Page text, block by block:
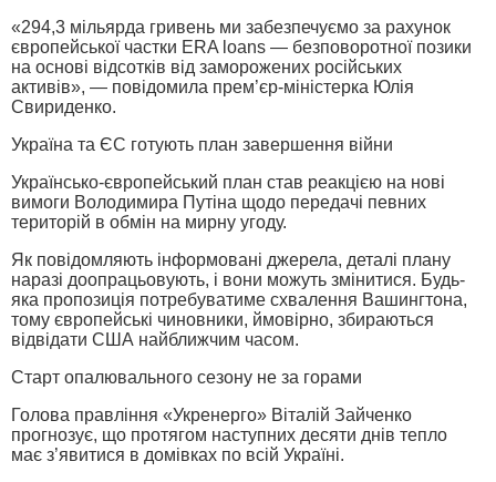
«294,3 мільярда гривень ми забезпечуємо за рахунок
європейської частки ERA loans — безповоротної позики
на основі відсотків від заморожених російських
активів», — повідомила прем’єр-міністерка Юлія
Свириденко.
Україна та ЄС готують план завершення війни
Українсько-європейський план став реакцією на нові
вимоги Володимира Путіна щодо передачі певних
територій в обмін на мирну угоду.
Як повідомляють інформовані джерела, деталі плану
наразі доопрацьовують, і вони можуть змінитися. Будь-
яка пропозиція потребуватиме схвалення Вашингтона,
тому європейські чиновники, ймовірно, збираються
відвідати США найближчим часом.
Старт опалювального сезону не за горами
Голова правління «Укренерго» Віталій Зайченко
прогнозує, що протягом наступних десяти днів тепло
має з’явитися в домівках по всій Україні.